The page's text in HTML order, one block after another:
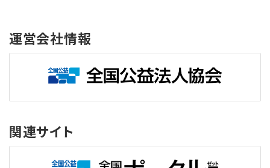
運営会社情報
関連サイト